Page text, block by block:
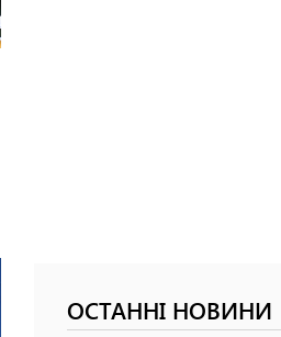
ОСТАННІ НОВИНИ